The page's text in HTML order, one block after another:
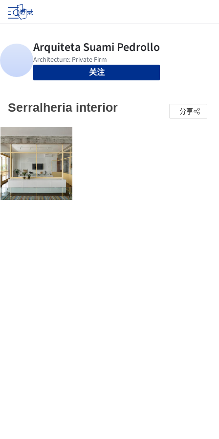
登录
关注
Serralheria interior 分享